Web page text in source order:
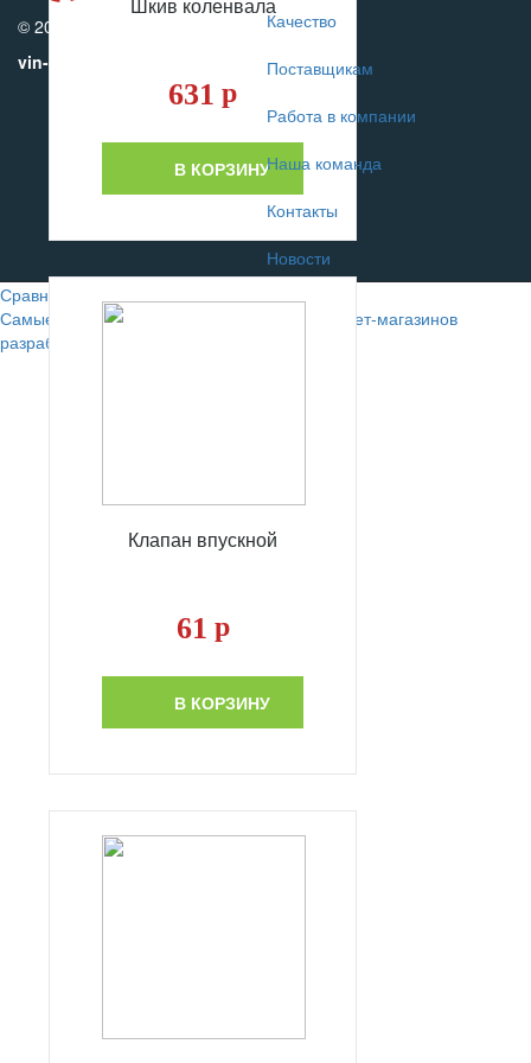
631 р
В КОРЗИНУ
Клапан впускной
61 р
В КОРЗИНУ
© 2010-2017
vin-motors.com
Качество
Поставщикам
Работа в компании
Наша команда
Контакты
Новости
Сравнение
Самые лучшие сайты автомобильных интернет-магазинов
разрабатывают в